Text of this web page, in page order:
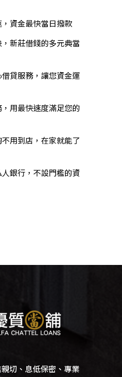
資金最快當日撥款
新莊借錢的多元典當
貸服務，讓您資金運
用最快速度滿足您的
用到店，在家就能了
銀行，不設門檻的資
切、息低保密、專業